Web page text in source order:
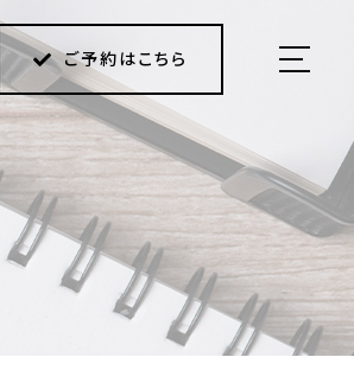
ご予約はこちら
HOME
ABOUT US
MENU